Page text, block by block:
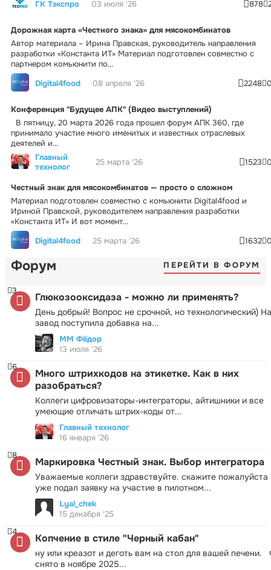
ГК Тэкспро 03 июля '26 878
Дорожная карта «Честного знака» для мясокомбинатов
Автор материала – Ирина Правская, руководитель направления
разработки «Константа ИТ» Материал подготовлен совместно с
партнером комьюнити по...
Digital4food
08 апреля '26 2248
Конференция "Будущее АПК" (Видео выступлений)
В пятницу, 20 марта 2026 года прошел форум АПК 360, где
принимало участие много именитых и известных отраслевых
деятелей и...
Главный
технолог
25 марта '26 1523
Честный знак для мясокомбинатов — просто о сложном
Материал подготовлен совместно с комьюнити Digital4food и
Ириной Правской, руководителем направления разработки
«Константа ИТ» И вот момент...
Digital4food
25 марта '26 1632
Форум ПЕРЕЙТИ В ФОРУМ
Глюкозооксидаза - можно ли применять?
День добрый! Вопрос не срочной, но технологический) На
завод поступила добавка на...
3
ММ Фёдор
13 июля '26
Много штрихкодов на этикетке. Как в них
разобраться?
Коллеги цифровизаторы-интеграторы, айтишники и все
умеющие отличать штрих-коды от...
6
Главный технолог
16 января '26
Маркировка Честный знак. Выбор интегратора
Уважаемые коллеги здравствуйте. скажите пожалуйста
уже подал заявку на участие в пилотном...
8
Lyal_chek
15 декабря '25
Копчение в стиле "Черный кабан"
ну или креазот и деготь вам на стол для вашей печени.
снято в ноябре 2025...
4